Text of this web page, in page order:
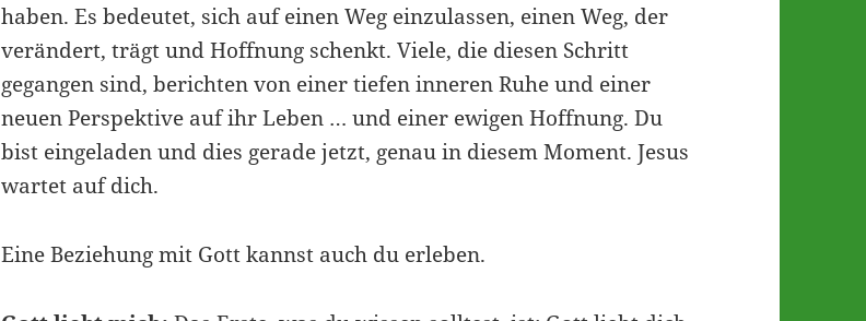
haben. Es bedeutet, sich auf einen Weg einzulassen, einen Weg, der
verändert, trägt und Hoffnung schenkt. Viele, die diesen Schritt
gegangen sind, berichten von einer tiefen inneren Ruhe und einer
neuen Perspektive auf ihr Leben … und einer ewigen Hoffnung. Du
bist eingeladen und dies gerade jetzt, genau in diesem Moment. Jesus
wartet auf dich.
Eine Beziehung mit Gott kannst auch du erleben.